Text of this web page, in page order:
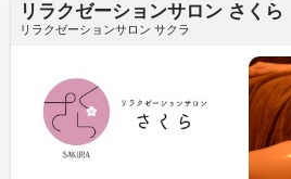
リラクゼーションサロン さくら
リラクゼーションサロン サクラ